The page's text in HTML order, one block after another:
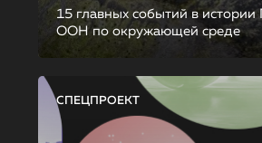
15 главных событий в
ООН по окружающей среде
СПЕЦПРОЕКТ